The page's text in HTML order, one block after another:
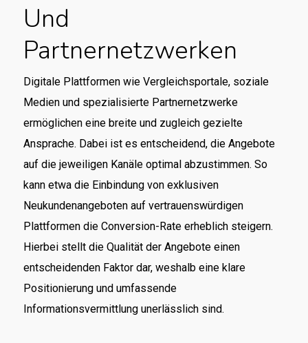
Und
Partnernetzwerken
Digitale Plattformen wie Vergleichsportale, soziale
Medien und spezialisierte Partnernetzwerke
ermöglichen eine breite und zugleich gezielte
Ansprache. Dabei ist es entscheidend, die Angebote
auf die jeweiligen Kanäle optimal abzustimmen. So
kann etwa die Einbindung von exklusiven
Neukundenangeboten auf vertrauenswürdigen
Plattformen die Conversion-Rate erheblich steigern.
Hierbei stellt die Qualität der Angebote einen
entscheidenden Faktor dar, weshalb eine klare
Positionierung und umfassende
Informationsvermittlung unerlässlich sind.